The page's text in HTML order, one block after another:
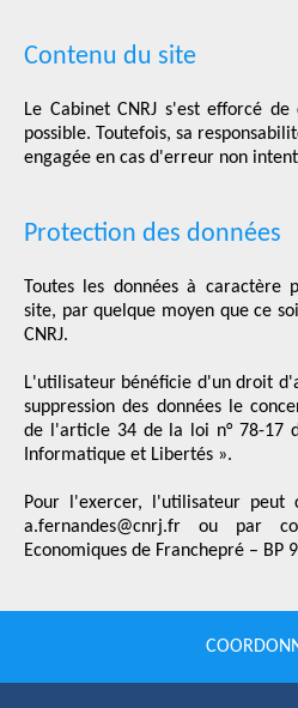
Contenu du site
Le Cabinet CNRJ s'est efforcé
possible. Toutefois, sa
engagée en cas d'erreur non
Protection des données
Toutes les données à caractère
site, par quelque moyen que ce
CNRJ.
L'utilisateur bénéficie d'un droit
suppression des données le
de l'article 34 de la loi n° 78-17
Informatique et Libertés ».
Pour l'exercer, l'utilisateur peut
a.fernandes@cnrj.fr ou par
Economiques de Franchepré – BP